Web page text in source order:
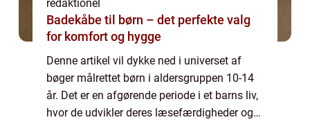
redaktionel
Badekåbe til børn – det perfekte valg
for komfort og hygge
Denne artikel vil dykke ned i universet af
bøger målrettet børn i aldersgruppen 10-14
år. Det er en afgørende periode i et barns liv,
hvor de udvikler deres læsefærdigheder og